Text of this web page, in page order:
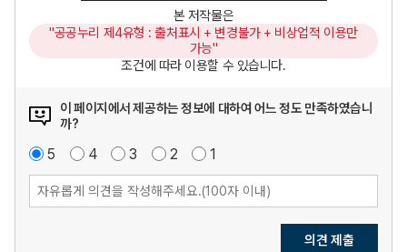
본 저작물은
"공공누리 제4유형 : 출처표시 + 변경불가 + 비상업적 이용만
가능"
조건에 따라 이용할 수 있습니다.
이 페이지에서 제공하는 정보에 대하여 어느 정도 만족하였습니
까?
매
우
만
족
5
만
족
4점
보
통
3
불
만
족
2
매
우
불
만
1
의견 제출